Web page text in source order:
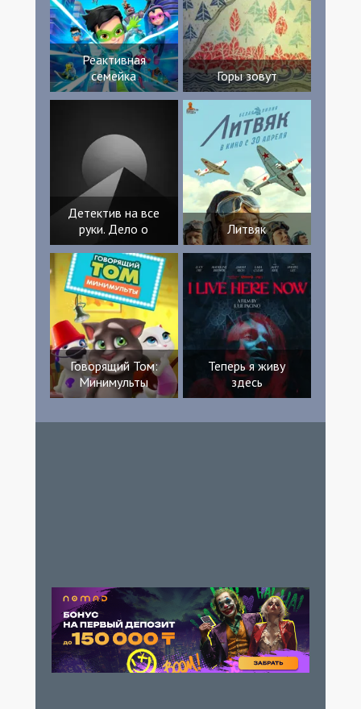
Реактивная
семейка
Горы зовут
Детектив на все
руки. Дело о
Литвяк
Говорящий Том:
Минимульты
Теперь я живу
здесь